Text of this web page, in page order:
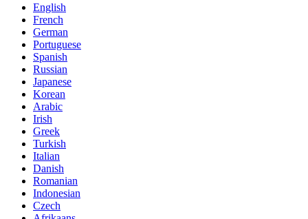
English
French
German
Portuguese
Spanish
Russian
Japanese
Korean
Arabic
Irish
Greek
Turkish
Italian
Danish
Romanian
Indonesian
Czech